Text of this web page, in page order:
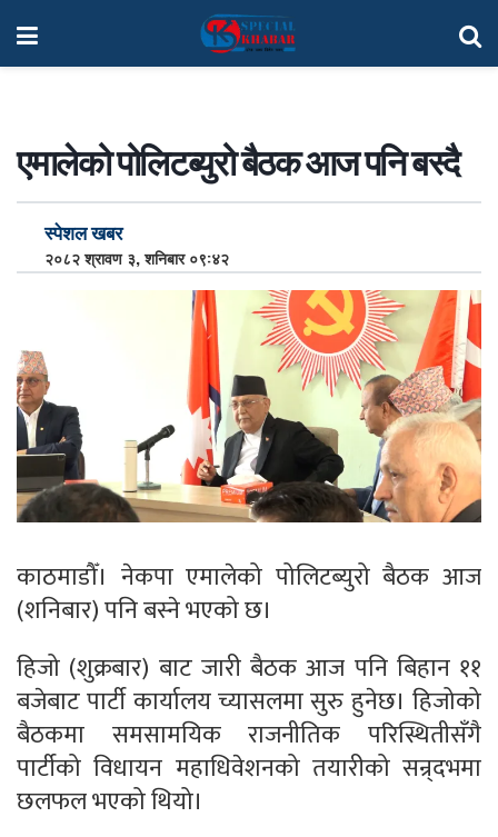
एमालेको पोलिटब्युरो बैठक आज पनि बस्दै
स्पेशल खबर
२०८२ श्रावण ३, शनिबार ०९:४२
काठमाडौँ। नेकपा एमालेको पोलिटब्युरो बैठक आज
(शनिबार) पनि बस्ने भएको छ।
हिजो (शुक्रबार) बाट जारी बैठक आज पनि बिहान ११
बजेबाट पार्टी कार्यालय च्यासलमा सुरु हुनेछ। हिजोको
बैठकमा समसामयिक राजनीतिक परिस्थितीसँगै
पार्टीको विधायन महाधिवेशनको तयारीको सन्र्दभमा
छलफल भएको थियो।